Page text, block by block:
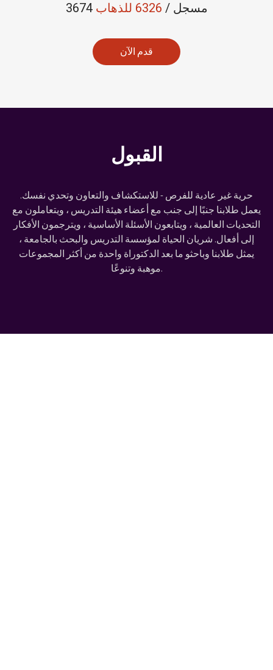
3674 مسجل / 6326 للذهاب
قدم الآن
القبول
حرية غير عادية للفرص - للاستكشاف والتعاون وتحدي نفسك.
يعمل طلابنا جنبًا إلى جنب مع أعضاء هيئة التدريس ، ويتعاملون مع
التحديات العالمية ، ويتابعون الأسئلة الأساسية ، ويترجمون الأفكار
إلى أفعال. شريان الحياة لمؤسسة التدريس والبحث بالجامعة ،
يمثل طلابنا وباحثو ما بعد الدكتوراة واحدة من أكثر المجموعات
موهبة وتنوعًا.